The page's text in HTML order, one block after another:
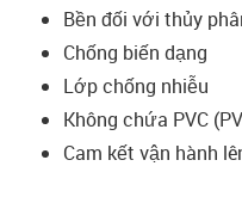
Bền đối với thủy
Chống biến dạng
Lớp chống nhiễu
Không chứa PVC
Cam kết vận hành